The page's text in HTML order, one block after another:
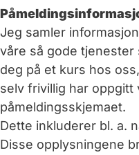
Jeg samler
våre så gode tjenester
deg på et kurs hos
selv frivillig har oppgitt
påmeldingsskjemaet.
Dette inkluderer bl. a.
Disse opplysningene